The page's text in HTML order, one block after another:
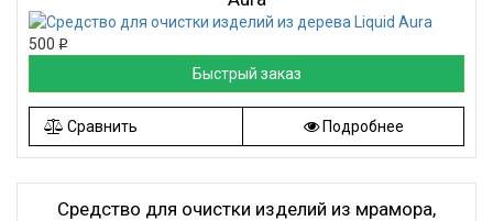
500 Р
Быстрый заказ
Сравнить Подробнее
Средство для очистки изделий из мрамора,